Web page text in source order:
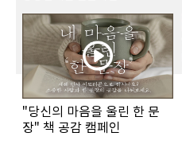
"당신의 마음을 울린 한 문
장" 책 공감 캠페인